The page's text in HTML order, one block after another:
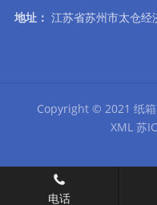
地址： 江苏省苏州市太仓经
Copyright © 2021 纸
XML 苏
电话